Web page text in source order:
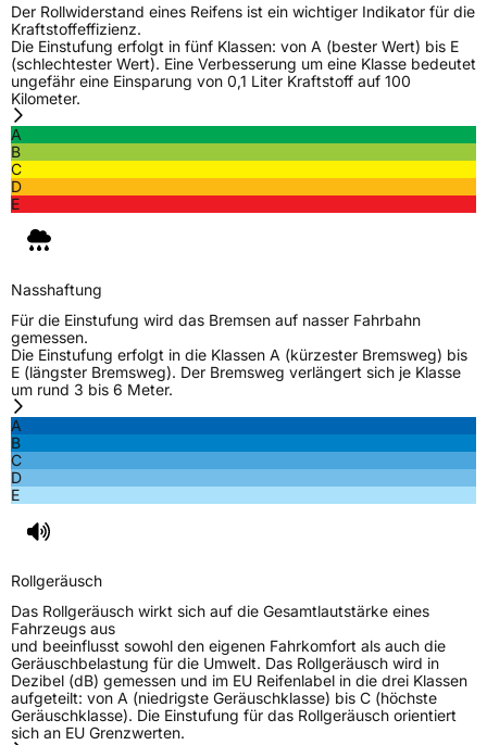
Der Rollwiderstand eines Reifens ist ein wichtiger Indikator für die
Kraftstoffeffizienz.
Die Einstufung erfolgt in fünf Klassen: von A (bester Wert) bis E
(schlechtester Wert). Eine Verbesserung um eine Klasse bedeutet
ungefähr eine Einsparung von 0,1 Liter Kraftstoff auf 100
Kilometer.
A
B
C
D
E
Nasshaftung
Für die Einstufung wird das Bremsen auf nasser Fahrbahn
gemessen.
Die Einstufung erfolgt in die Klassen A (kürzester Bremsweg) bis
E (längster Bremsweg). Der Bremsweg verlängert sich je Klasse
um rund 3 bis 6 Meter.
A
B
C
D
E
Rollgeräusch
Das Rollgeräusch wirkt sich auf die Gesamtlautstärke eines
Fahrzeugs aus
und beeinflusst sowohl den eigenen Fahrkomfort als auch die
Geräuschbelastung für die Umwelt. Das Rollgeräusch wird in
Dezibel (dB) gemessen und im EU Reifenlabel in die drei Klassen
aufgeteilt: von A (niedrigste Geräuschklasse) bis C (höchste
Geräuschklasse). Die Einstufung für das Rollgeräusch orientiert
sich an EU Grenzwerten.